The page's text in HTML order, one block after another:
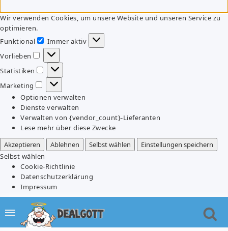
Wir verwenden Cookies, um unsere Website und unseren Service zu
optimieren.
Funktional
Funktional
Immer aktiv
Vorlieben
Vorlieben
Statistiken
Statistiken
Marketing
Marketing
Optionen verwalten
Dienste verwalten
Verwalten von {vendor_count}-Lieferanten
Lese mehr über diese Zwecke
Akzeptieren
Ablehnen Selbst wählen
Einstellungen speichern
Selbst wählen
Cookie-Richtlinie
Datenschutzerklärung
Impressum